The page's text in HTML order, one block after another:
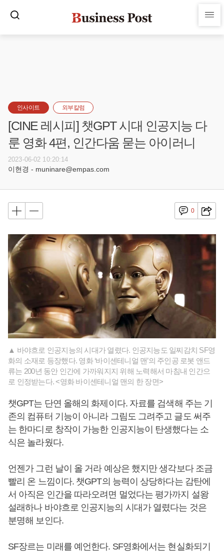
인사이트 외부칼럼
[CINE 레시피] 챗GPT 시대 인공지능 다
룬 영화 4편, 인간다움 묻는 아이러니
2023-06-02 10:20:14
이현경 - muninare@empas.com
0
▲ 바야흐로 인공지능의 시대가 열렸다. 인공지능도 일찌감치 SF영
화의 소재로 등장했다. 영화 ‘바이센테니얼 맨’의 주인공 로봇 앤드
류는 200년 동안 인간에 가까워지지 위해 노력해서 마침내 인간으
로 인정받는다. <영화 바이센테니얼 맨의 한 장면>
챗GPT는 단연 올해의 화제이다. 자료를 검색해 주는 기
존의 컴퓨터 기능이 아니라 그림도 그려주고 글도 써주
는 한마디로 창작이 가능한 인공지능이 탄생했다는 소
식은 놀라웠다.
언젠가 그런 날이 올 거라 예상은 했지만 생각보다 조금
빨리 온 느낌이다. 챗GPT의 능력이 상당하다는 감탄에
서 아직은 인간을 따라오려면 멀었다는 평가까지 설왕
설래하나 바야흐로 인공지능의 시대가 열렸다는 것은
분명해 보인다.
SF장르는 미래를 예언한다. SF영화에서는 현실화되기